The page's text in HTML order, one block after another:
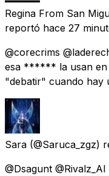
Regina From San
reportó hace 27
@corecrims
esa ****** la usan en
"debatir" cuando hay
Sara (@Saruca_zgz)
@Dsagunt